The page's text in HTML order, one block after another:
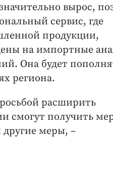
вырос,
сервис, где
продукции,
на импортные
Она будет
региона.
расширить
смогут получить
другие меры, –